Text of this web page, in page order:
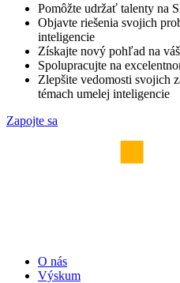
Pomôžte udržať talenty na
Objavte riešenia svojich
inteligencie
Získajte nový pohľad na
Spolupracujte na
Zlepšite vedomosti svojich
témach umelej inteligencie
Zapojte sa
O nás
Výskum